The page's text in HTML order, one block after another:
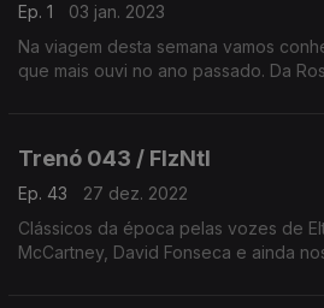
Ep. 1
03 jan. 2023
Na viagem desta semana vamos
que mais ouvi no ano passado. Da
Trenó 043 / FlzNtl
Ep. 43
27 dez. 2022
Clássicos da época pelas vozes de
McCartney, David Fonseca e ainda